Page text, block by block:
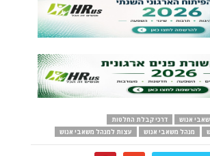
אנוש
דרכי קבלת החלטות
מנהל משאבי אנוש עצות למנהל משאבי אנוש